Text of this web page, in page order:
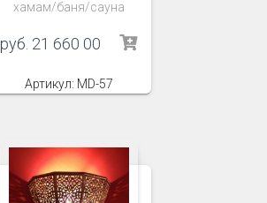
хамам/баня/сауна
руб. 21 660 00
Артикул: MD-57